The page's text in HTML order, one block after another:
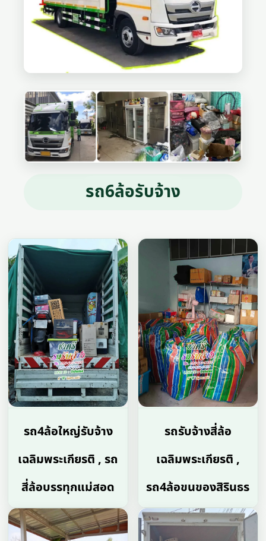
รถ6ล้อรับจ้าง
รถ4ล้อใหญ่รับจ้าง
เฉลิมพระเกียรติ , รถ
สี่ล้อบรรทุกแม่สอด
รถรับจ้างสี่ล้อ
เฉลิมพระเกียรติ ,
รถ4ล้อขนของสิรินธร